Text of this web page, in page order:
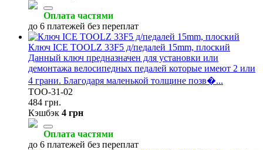
Оплата частями
до 6 платежей без переплат
Ключ ICE TOOLZ 33F5 д/педалей 15mm, плоский
Данный ключ предназначен для установки или
демонтажа велосипедных педалей которые имеют 2 или
4 грани. Благодаря маленькой толщине позв�...
TOO-31-02
484 грн.
Кэшбэк 4 грн
Оплата частями
до 6 платежей без переплат